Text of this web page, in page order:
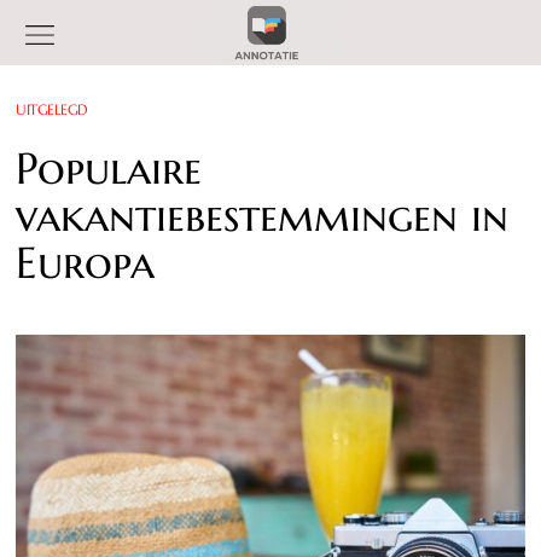
UITGELEGD
Populaire
vakantiebestemmingen in
Europa